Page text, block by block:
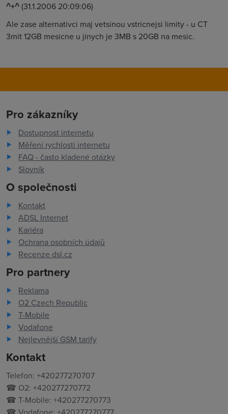
^+^(31.1.2006 20:09:06)
Ale zase alternativci maj vetsinou vstricnejsi limity - u CT
3mit 12GB mesicne u jinych je 3MB s 20GB na mesic.
Pro zákazníky
Dostupnost internetu
Měření rychlosti internetu
FAQ - často kladené otázky
Slovník
O společnosti
Kontakt
ADSL Internet
Kariéra
Ochrana osobních údajů
Recenze dsl.cz
Pro partnery
Reklama
O2 Czech Republic
T-Mobile
Vodafone
Nejlevnější GSM tarify
Kontakt
Telefon: +420277270707
☎ O2: +420277270772
☎ T-Mobile: +420277270773